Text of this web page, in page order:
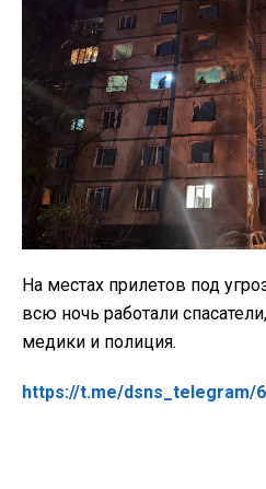
На местах прилетов под
всю ночь работали
медики и полиция.
https://t.me/dsns_telegram/